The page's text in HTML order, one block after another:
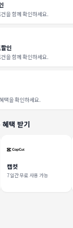
을 함께 확인하세요.
인
을 함께 확인하세요.
택을 확인하세요.
택 받기
캡컷
7일간 무료 사용 가능